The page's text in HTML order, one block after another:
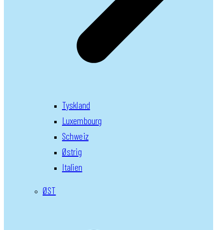
Tyskland
Luxembourg
Schweiz
Østrig
Italien
ØST